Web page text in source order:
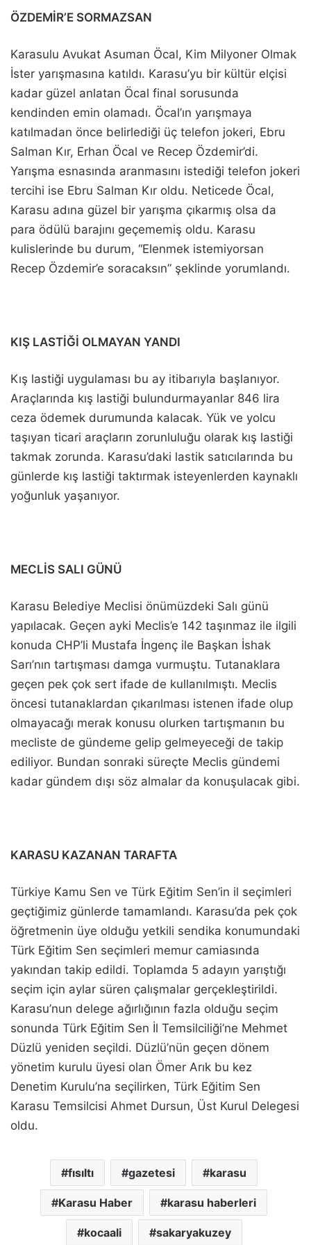
ÖZDEMİR’E SORMAZSAN
Karasulu Avukat Asuman Öcal, Kim Milyoner Olmak
İster yarışmasına katıldı. Karasu’yu bir kültür elçisi
kadar güzel anlatan Öcal final sorusunda
kendinden emin olamadı. Öcal’ın yarışmaya
katılmadan önce belirlediği üç telefon jokeri, Ebru
Salman Kır, Erhan Öcal ve Recep Özdemir’di.
Yarışma esnasında aranmasını istediği telefon jokeri
tercihi ise Ebru Salman Kır oldu. Neticede Öcal,
Karasu adına güzel bir yarışma çıkarmış olsa da
para ödülü barajını geçememiş oldu. Karasu
kulislerinde bu durum, “Elenmek istemiyorsan
Recep Özdemir’e soracaksın” şeklinde yorumlandı.
KIŞ LASTİĞİ OLMAYAN YANDI
Kış lastiği uygulaması bu ay itibarıyla başlanıyor.
Araçlarında kış lastiği bulundurmayanlar 846 lira
ceza ödemek durumunda kalacak. Yük ve yolcu
taşıyan ticari araçların zorunluluğu olarak kış lastiği
takmak zorunda. Karasu’daki lastik satıcılarında bu
günlerde kış lastiği taktırmak isteyenlerden kaynaklı
yoğunluk yaşanıyor.
MECLİS SALI GÜNÜ
Karasu Belediye Meclisi önümüzdeki Salı günü
yapılacak. Geçen ayki Meclis’e 142 taşınmaz ile ilgili
konuda CHP’li Mustafa İngenç ile Başkan İshak
Sarı’nın tartışması damga vurmuştu. Tutanaklara
geçen pek çok sert ifade de kullanılmıştı. Meclis
öncesi tutanaklardan çıkarılması istenen ifade olup
olmayacağı merak konusu olurken tartışmanın bu
mecliste de gündeme gelip gelmeyeceği de takip
ediliyor. Bundan sonraki süreçte Meclis gündemi
kadar gündem dışı söz almalar da konuşulacak gibi.
KARASU KAZANAN TARAFTA
Türkiye Kamu Sen ve Türk Eğitim Sen’in il seçimleri
geçtiğimiz günlerde tamamlandı. Karasu’da pek çok
öğretmenin üye olduğu yetkili sendika konumundaki
Türk Eğitim Sen seçimleri memur camiasında
yakından takip edildi. Toplamda 5 adayın yarıştığı
seçim için aylar süren çalışmalar gerçekleştirildi.
Karasu’nun delege ağırlığının fazla olduğu seçim
sonunda Türk Eğitim Sen İl Temsilciliği’ne Mehmet
Düzlü yeniden seçildi. Düzlü’nün geçen dönem
yönetim kurulu üyesi olan Ömer Arık bu kez
Denetim Kurulu’na seçilirken, Türk Eğitim Sen
Karasu Temsilcisi Ahmet Dursun, Üst Kurul Delegesi
oldu.
fısıltı gazetesi karasu
Karasu Haber karasu haberleri
kocaali sakaryakuzey